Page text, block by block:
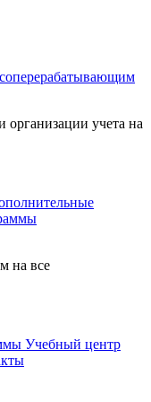
организации учета на
на все
Учебный центр